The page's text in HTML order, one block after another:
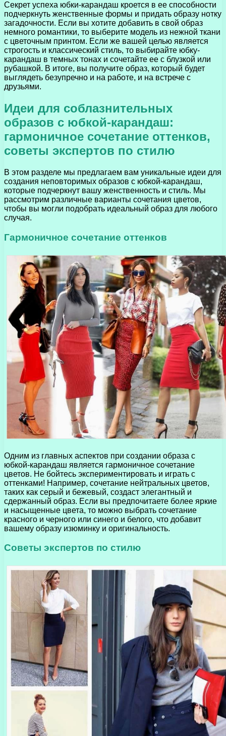
Секрет успеха юбки-карандаш кроется в ее способности
подчеркнуть женственные формы и придать образу нотку
загадочности. Если вы хотите добавить в свой образ
немного романтики, то выберите модель из нежной ткани
с цветочным принтом. Если же вашей целью является
строгость и классический стиль, то выбирайте юбку-
карандаш в темных тонах и сочетайте ее с блузкой или
рубашкой. В итоге, вы получите образ, который будет
выглядеть безупречно и на работе, и на встрече с
друзьями.
Идеи для соблазнительных
образов с юбкой-карандаш:
гармоничное сочетание оттенков,
советы экспертов по стилю
В этом разделе мы предлагаем вам уникальные идеи для
создания неповторимых образов с юбкой-карандаш,
которые подчеркнут вашу женственность и стиль. Мы
рассмотрим различные варианты сочетания цветов,
чтобы вы могли подобрать идеальный образ для любого
случая.
Гармоничное сочетание оттенков
Одним из главных аспектов при создании образа с
юбкой-карандаш является гармоничное сочетание
цветов. Не бойтесь экспериментировать и играть с
оттенками! Например, сочетание нейтральных цветов,
таких как серый и бежевый, создаст элегантный и
сдержанный образ. Если вы предпочитаете более яркие
и насыщенные цвета, то можно выбрать сочетание
красного и черного или синего и белого, что добавит
вашему образу изюминку и оригинальность.
Советы экспертов по стилю